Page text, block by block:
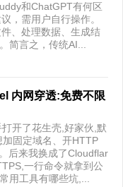
和ChatGPT有何区
，需用户自行操作。
、处理数据、生成结
简言之，传统AI...
内网穿透:免费不限
开了花生壳,好家伙,默
固定域名、开HTTP
后来我换成了Cloudflar
一行命令就拿到公
用工具有哪些坑,...